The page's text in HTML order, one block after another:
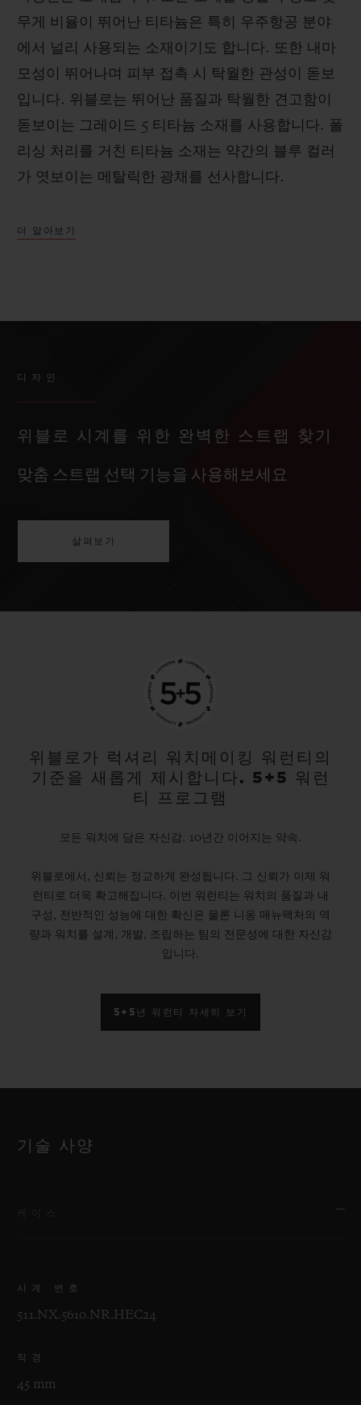
무게 비율이 뛰어난 티타늄은 특히 우주항공 분야
에서 널리 사용되는 소재이기도 합니다. 또한 내마
모성이 뛰어나며 피부 접촉 시 탁월한 관성이 돋보
입니다. 위블로는 뛰어난 품질과 탁월한 견고함이
돋보이는 그레이드 5 티타늄 소재를 사용합니다. 폴
리싱 처리를 거친 티타늄 소재는 약간의 블루 컬러
가 엿보이는 메탈릭한 광채를 선사합니다.
더 알아보기
디자인
위블로 시계를 위한 완벽한 스트랩 찾기
맞춤 스트랩 선택 기능을 사용해보세요
살펴보기
위블로가 럭셔리 워치메이킹 워런티의
기준을 새롭게 제시합니다. 5+5 워런
티 프로그램
모든 워치에 담은 자신감. 10년간 이어지는 약속.
위블로에서, 신뢰는 정교하게 완성됩니다. 그 신뢰가 이제 워
런티로 더욱 확고해집니다. 이번 워런티는 워치의 품질과 내
구성, 전반적인 성능에 대한 확신은 물론 니옹 매뉴팩처의 역
량과 워치를 설계, 개발, 조립하는 팀의 전문성에 대한 자신감
입니다.
5+5년 워런티 자세히 보기
기술 사양
시계 번호
511.NX.5610.NR.HEC24
직경
45 mm